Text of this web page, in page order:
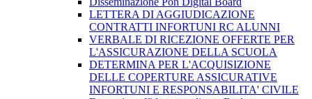
LETTERA DI AGGIUDICAZIONE
CONTRATTI INFORTUNI RC ALUNNI
VERBALE DI RICEZIONE OFFERTE PER
L'ASSICURAZIONE DELLA SCUOLA
DETERMINA PER L'ACQUISIZIONE
DELLE COPERTURE ASSICURATIVE
INFORTUNI E RESPONSABILITA' CIVILE